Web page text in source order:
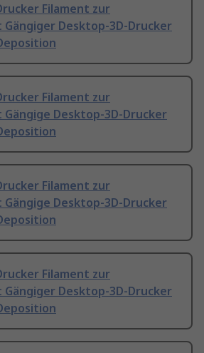
Filament zur
Desktop-3D-Drucker
Filament zur
Desktop-3D-Drucker
Filament zur
Desktop-3D-Drucker
Filament zur
Desktop-3D-Drucker